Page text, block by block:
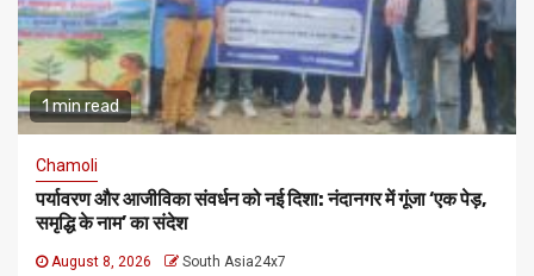
1 min read
Chamoli
पर्यावरण और आजीविका संवर्धन को नई दिशा: नंदानगर में गूंजा ‘एक पेड़,
समृद्धि के नाम’ का संदेश
August 8, 2026 South Asia24x7